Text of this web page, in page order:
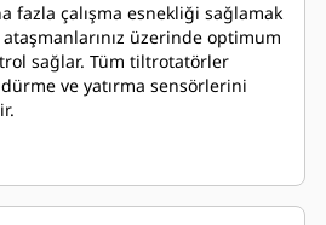
fazla çalışma esnekliği sağlamak
üzerinde optimum
Tüm tiltrotatörler
ve yatırma sensörlerini